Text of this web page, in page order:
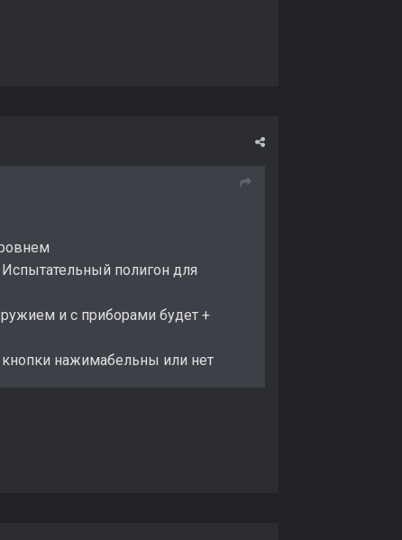
полигон для
и с приборами будет +
нажимабельны или нет